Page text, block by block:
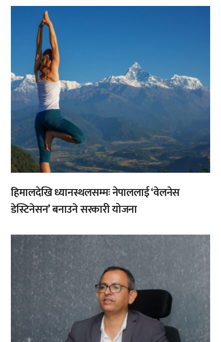
हिमालदेखि ध्यानस्थलसम्मः नेपाललाई ‘वेलनेस
डेस्टिनेसन’ बनाउने सरकारी योजना